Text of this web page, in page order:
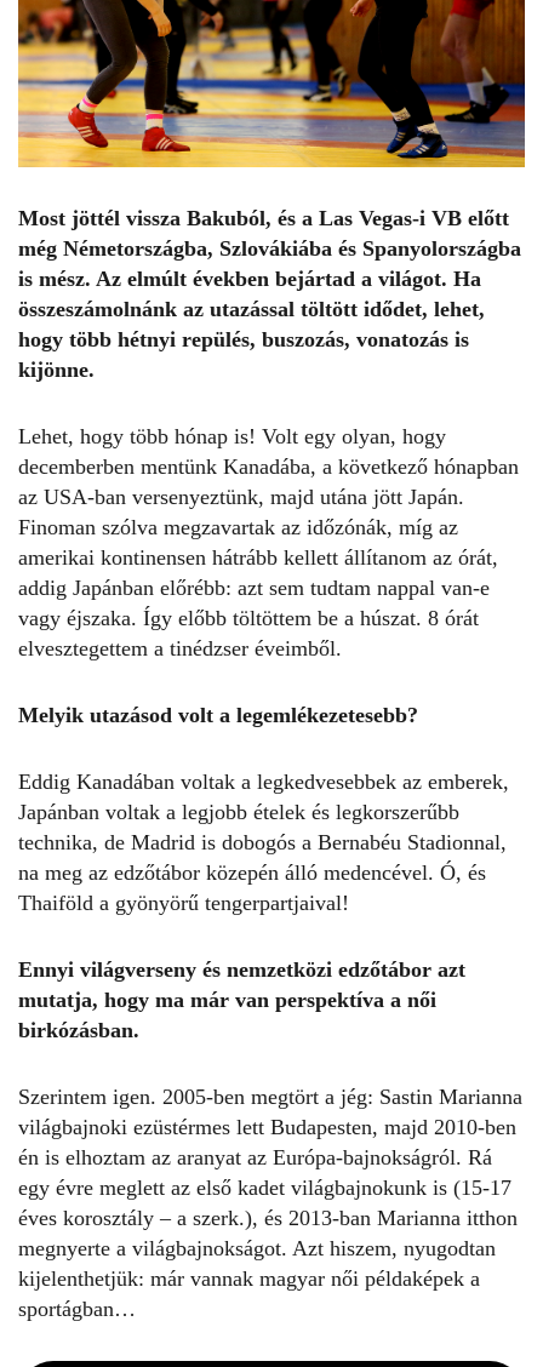
Most jöttél vissza Bakuból, és a Las Vegas-i VB előtt
még Németországba, Szlovákiába és Spanyolországba
is mész. Az elmúlt években bejártad a világot. Ha
összeszámolnánk az utazással töltött idődet, lehet,
hogy több hétnyi repülés, buszozás, vonatozás is
kijönne.
Lehet, hogy több hónap is! Volt egy olyan, hogy
decemberben mentünk Kanadába, a következő hónapban
az USA-ban versenyeztünk, majd utána jött Japán.
Finoman szólva megzavartak az időzónák, míg az
amerikai kontinensen hátrább kellett állítanom az órát,
addig Japánban előrébb: azt sem tudtam nappal van-e
vagy éjszaka. Így előbb töltöttem be a húszat. 8 órát
elvesztegettem a tinédzser éveimből.
Melyik utazásod volt a legemlékezetesebb?
Eddig Kanadában voltak a legkedvesebbek az emberek,
Japánban voltak a legjobb ételek és legkorszerűbb
technika, de Madrid is dobogós a Bernabéu Stadionnal,
na meg az edzőtábor közepén álló medencével. Ó, és
Thaiföld a gyönyörű tengerpartjaival!
Ennyi világverseny és nemzetközi edzőtábor azt
mutatja, hogy ma már van perspektíva a női
birkózásban.
Szerintem igen. 2005-ben megtört a jég: Sastin Marianna
világbajnoki ezüstérmes lett Budapesten, majd 2010-ben
én is elhoztam az aranyat az Európa-bajnokságról. Rá
egy évre meglett az első kadet világbajnokunk is (15-17
éves korosztály – a szerk.), és 2013-ban Marianna itthon
megnyerte a világbajnokságot. Azt hiszem, nyugodtan
kijelenthetjük: már vannak magyar női példaképek a
sportágban…